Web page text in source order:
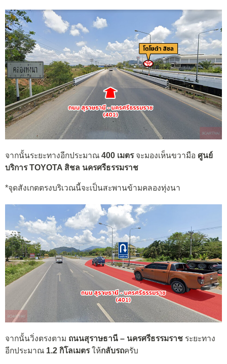
จากนั้นระยะทางอีกประมาณ 400 เมตรจะมองเห็นขวามือ ศูนย์
บริการ TOYOTA สิชล นครศรีธรรมราช
*จุดสังเกตตรงบริเวณนี้จะเป็นสะพานข้ามคลองทุ่งนา
จากนั้นวิ่งตรงตาม ถนนสุราษธานี – นครศรีธรรมราช ระยะทาง
อีกประมาณ 1.2 กิโลเมตรให้กลับรถครับ